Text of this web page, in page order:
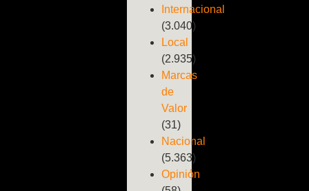
Internacional
(3.040)
Local
(2.935)
Marcas
de
Valor
(31)
Nacional
(5.363)
Opinión